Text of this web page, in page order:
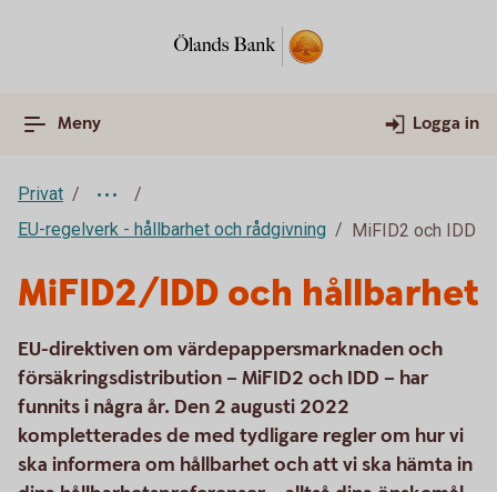
Meny Logga in
Privat
EU-regelverk - hållbarhet och rådgivning
MiFID2 och IDD
MiFID2/IDD och hållbarhet
EU-direktiven om värdepappersmarknaden och
försäkringsdistribution – MiFID2 och IDD – har
funnits i några år. Den 2 augusti 2022
kompletterades de med tydligare regler om hur vi
ska informera om hållbarhet och att vi ska hämta in